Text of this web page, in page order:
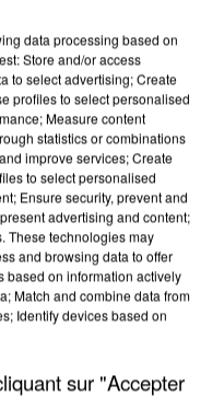
PAR UNE
SAVOIE
data processing based on
Store and/or access
to select advertising; Create
profiles to select personalised
Measure content
statistics or combinations
improve services; Create
to select personalised
Ensure security, prevent and
advertising and content;
These technologies may
and browsing data to offer
based on information actively
Match and combine data from
Identify devices based on
sur "Accepter